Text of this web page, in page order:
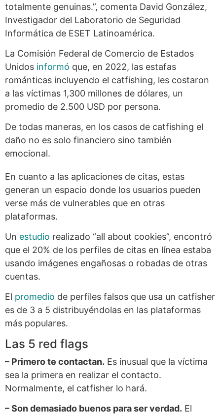
totalmente genuinas.”, comenta David González,
Investigador del Laboratorio de Seguridad
Informática de ESET Latinoamérica.
La Comisión Federal de Comercio de Estados
Unidos informó que, en 2022, las estafas
románticas incluyendo el catfishing, les costaron
a las víctimas 1,300 millones de dólares, un
promedio de 2.500 USD por persona.
De todas maneras, en los casos de catfishing el
daño no es solo financiero sino también
emocional.
En cuanto a las aplicaciones de citas, estas
generan un espacio donde los usuarios pueden
verse más de vulnerables que en otras
plataformas.
Un estudio realizado “all about cookies”, encontró
que el 20% de los perfiles de citas en línea estaba
usando imágenes engañosas o robadas de otras
cuentas.
El promedio de perfiles falsos que usa un catfisher
es de 3 a 5 distribuyéndolas en las plataformas
más populares.
Las 5 red flags
– Primero te contactan. Es inusual que la víctima
sea la primera en realizar el contacto.
Normalmente, el catfisher lo hará.
– Son demasiado buenos para ser verdad. El